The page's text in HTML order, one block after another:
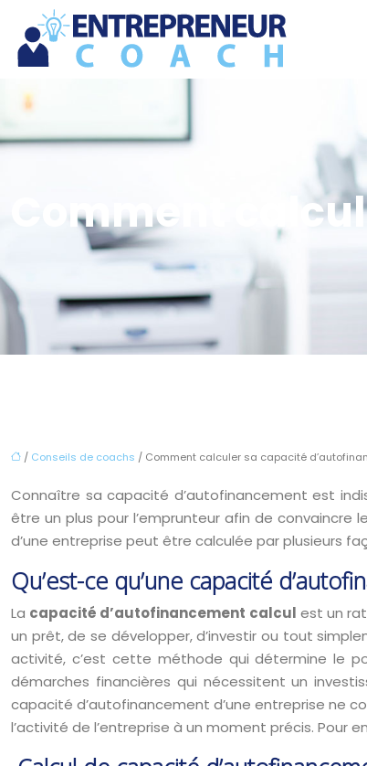
Comment
/ Conseils de coachs / Comment calculer sa capacité
Connaître sa capacité d’autofinancement est
être un plus pour l’emprunteur afin de convaincre
d’une entreprise peut être calculée par plusieurs
Qu’est-ce qu’une capacité
La capacité d’autofinancement calcul est un
un prêt, de se développer, d’investir ou tout
activité, c’est cette méthode qui détermine le
démarches financières qui nécessitent un
capacité d’autofinancement d’une entreprise ne
l’activité de l’entreprise à un moment précis. Pour